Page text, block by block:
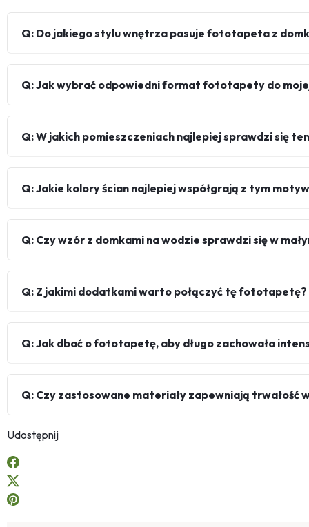
Q: Do jakiego stylu wnętrza pasuje fototapeta z
Q: Jak wybrać odpowiedni format fototapety do
Q: W jakich pomieszczeniach najlepiej sprawdzi się
Q: Jakie kolory ścian najlepiej współgrają z tym
Q: Czy wzór z domkami na wodzie sprawdzi się w
Q: Z jakimi dodatkami warto połączyć tę fototapetę?
Q: Jak dbać o fototapetę, aby długo zachowała
Q: Czy zastosowane materiały zapewniają trwałość
Udostępnij